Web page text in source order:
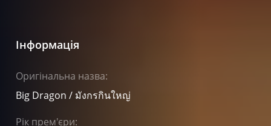
Інформація
Оригінальна назва:
Big Dragon / มังกรกินใหญ่
Рік прем'єри: